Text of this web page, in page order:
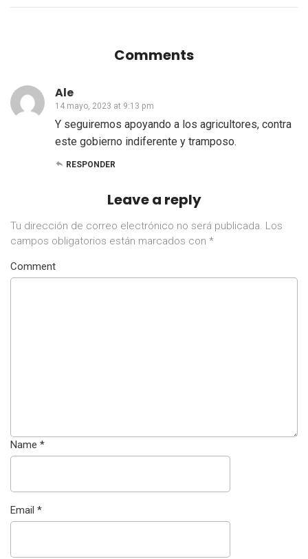
Comments
Ale
14 mayo, 2023 at 9:13 pm
Y seguiremos apoyando a los agricultores, contra
este gobierno indiferente y tramposo.
RESPONDER
Leave a reply
Tu dirección de correo electrónico no será publicada. Los
campos obligatorios están marcados con *
Comment
Name *
Email *